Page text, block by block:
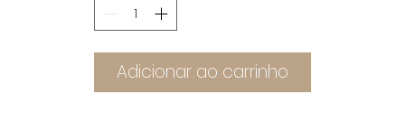
Adicionar ao carrinho